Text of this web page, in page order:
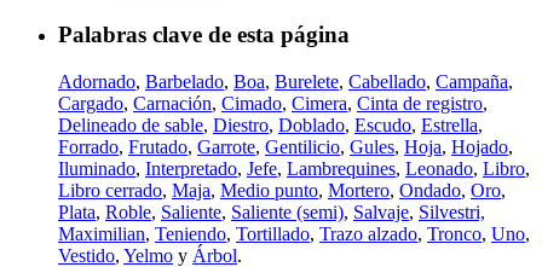
Palabras clave de esta página
Adornado, Barbelado, Boa, Burelete, Cabellado, Campaña,
Cargado, Carnación, Cimado, Cimera, Cinta de registro,
Delineado de sable, Diestro, Doblado, Escudo, Estrella,
Forrado, Frutado, Garrote, Gentilicio, Gules, Hoja, Hojado,
Iluminado, Interpretado, Jefe, Lambrequines, Leonado, Libro,
Libro cerrado, Maja, Medio punto, Mortero, Ondado, Oro,
Plata, Roble, Saliente, Saliente (semi), Salvaje, Silvestri,
Maximilian, Teniendo, Tortillado, Trazo alzado, Tronco, Uno,
Vestido, Yelmo y Árbol.